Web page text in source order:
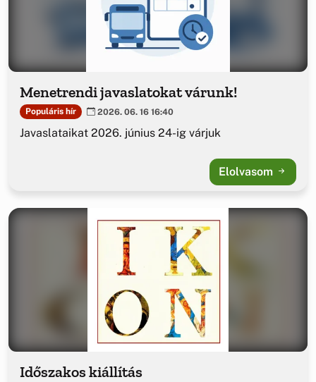
Menetrendi javaslatokat várunk!
Populáris hír 2026. 06. 16 16:40
Javaslataikat 2026. június 24-ig várjuk
Elolvasom
Időszakos kiállítás